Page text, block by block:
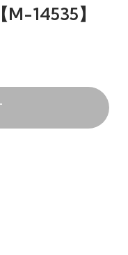
14535】